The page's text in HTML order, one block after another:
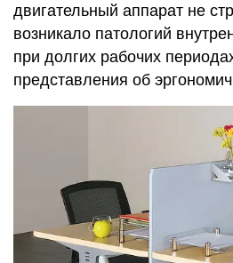
двигательный аппарат не
возникало патологий
при долгих рабочих
представления об